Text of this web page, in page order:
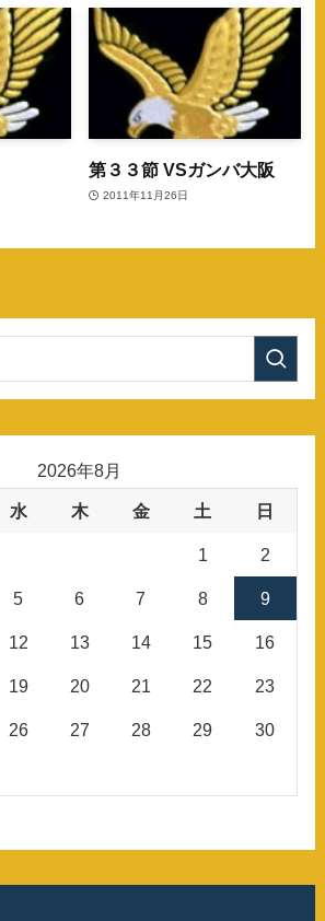
第３３節 VSガンバ大阪
2011年11月26日
2026年8月
水 木 金 土 日
1 2
5 6 7 8 9
12 13 14 15 16
19 20 21 22 23
26 27 28 29 30